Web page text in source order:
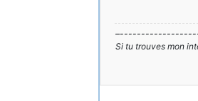
Si tu trouves mon